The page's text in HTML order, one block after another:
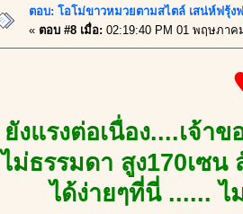
ตอบ: โอโม่ขาวหมวยตามสไตล์ เสน่ห์ฟรุ้ง
« ตอบ #8 เมื่อ: 02:19:40 PM 01 พฤษภาค
ยังแรงต่อเนื่อง....เจ้า
ไม่ธรรมดา สูง170เซน
ได้ง่ายๆที่นี่ ...... ไ